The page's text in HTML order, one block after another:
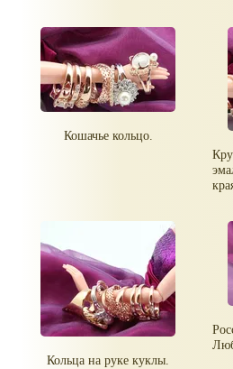
Кошачье кольцо.
Кольца на руке куклы.